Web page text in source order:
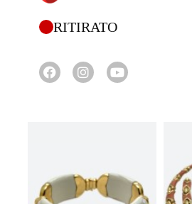
RITIRATO